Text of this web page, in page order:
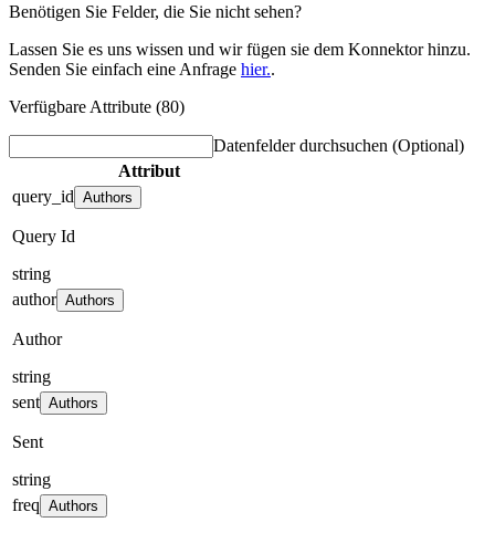
Benötigen Sie Felder, die Sie nicht sehen?
Lassen Sie es uns wissen und wir fügen sie dem Konnektor hinzu.
Senden Sie einfach eine Anfrage hier..
Verfügbare Attribute (80)
Datenfelder durchsuchen (Optional)
Attribut
query_id Authors
Query Id
string
author Authors
Author
string
sent Authors
Sent
string
freq Authors